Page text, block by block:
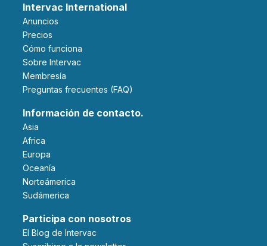
Intervac International
Anuncios
Precios
Cómo funciona
Sobre Intervac
Membresía
Preguntas frecuentes (FAQ)
Información de contacto.
Asia
Africa
Europa
Oceanía
Norteámerica
Sudámerica
Participa con nosotros
El Blog de Intervac